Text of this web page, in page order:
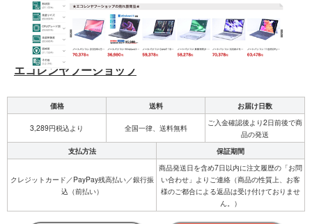
エコレンヤフーショップ
価格 送料 お届け日数
3,289円税込より 全国一律、送料無料
ご入金確認後より2日前後で商
品の発送
支払方法
保証期間
クレジットカード／PayPay残高払い／銀行振
込（前払い）
商品発送日を含め7日以内に注文履歴の「お問
い合わせ」よりご連絡（商品の性質上、お客
様のご都合による返品は受け付けておりませ
ん。）